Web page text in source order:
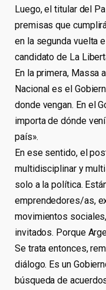
Luego, el titular del
premisas que
en la segunda vuelta
candidato de La
En la primera, Massa
Nacional es el
donde vengan. En el
importa de dónde
país».
En ese sentido, el
multidisciplinar y
solo a la política.
emprendedores/as,
movimientos
invitados. Porque
Se trata entonces,
diálogo. Es un
búsqueda de